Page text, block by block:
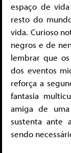
espaço de
resto do
vida. Curioso
negros e de
lembrar que
dos eventos
reforça a
fantasia
amiga de
sustenta ante
sendo